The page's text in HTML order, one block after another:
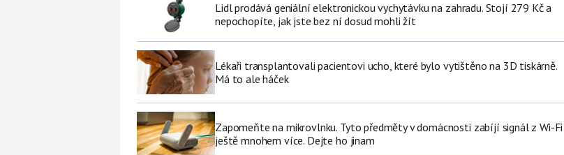
Lidl prodává geniální elektronickou vychytávku na zahradu. Stojí 279 Kč a
nepochopíte, jak jste bez ní dosud mohli žít
Lékaři transplantovali pacientovi ucho, které bylo vytištěno na 3D tiskárně.
Má to ale háček
Zapomeňte na mikrovlnku. Tyto předměty v domácnosti zabíjí signál z Wi-Fi
ještě mnohem více. Dejte ho jinam